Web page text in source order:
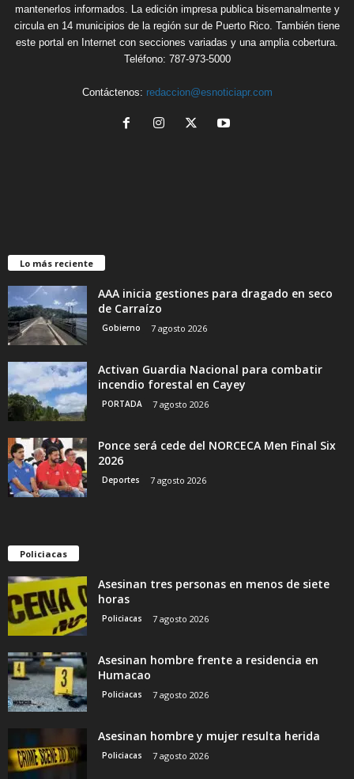
mantenerlos informados. La edición impresa publica bisemanalmente y
circula en 14 municipios de la región sur de Puerto Rico. También tiene
este portal en Internet con secciones variadas y una amplia cobertura.
Teléfono: 787-973-5000
Contáctenos: redaccion@esnoticiapr.com
Lo más reciente
AAA inicia gestiones para dragado en seco
de Carraízo
Gobierno 7 agosto 2026
Activan Guardia Nacional para combatir
incendio forestal en Cayey
PORTADA 7 agosto 2026
Ponce será cede del NORCECA Men Final Six
2026
Deportes 7 agosto 2026
Policiacas
Asesinan tres personas en menos de siete
horas
Policiacas 7 agosto 2026
Asesinan hombre frente a residencia en
Humacao
Policiacas 7 agosto 2026
Asesinan hombre y mujer resulta herida
Policiacas 7 agosto 2026